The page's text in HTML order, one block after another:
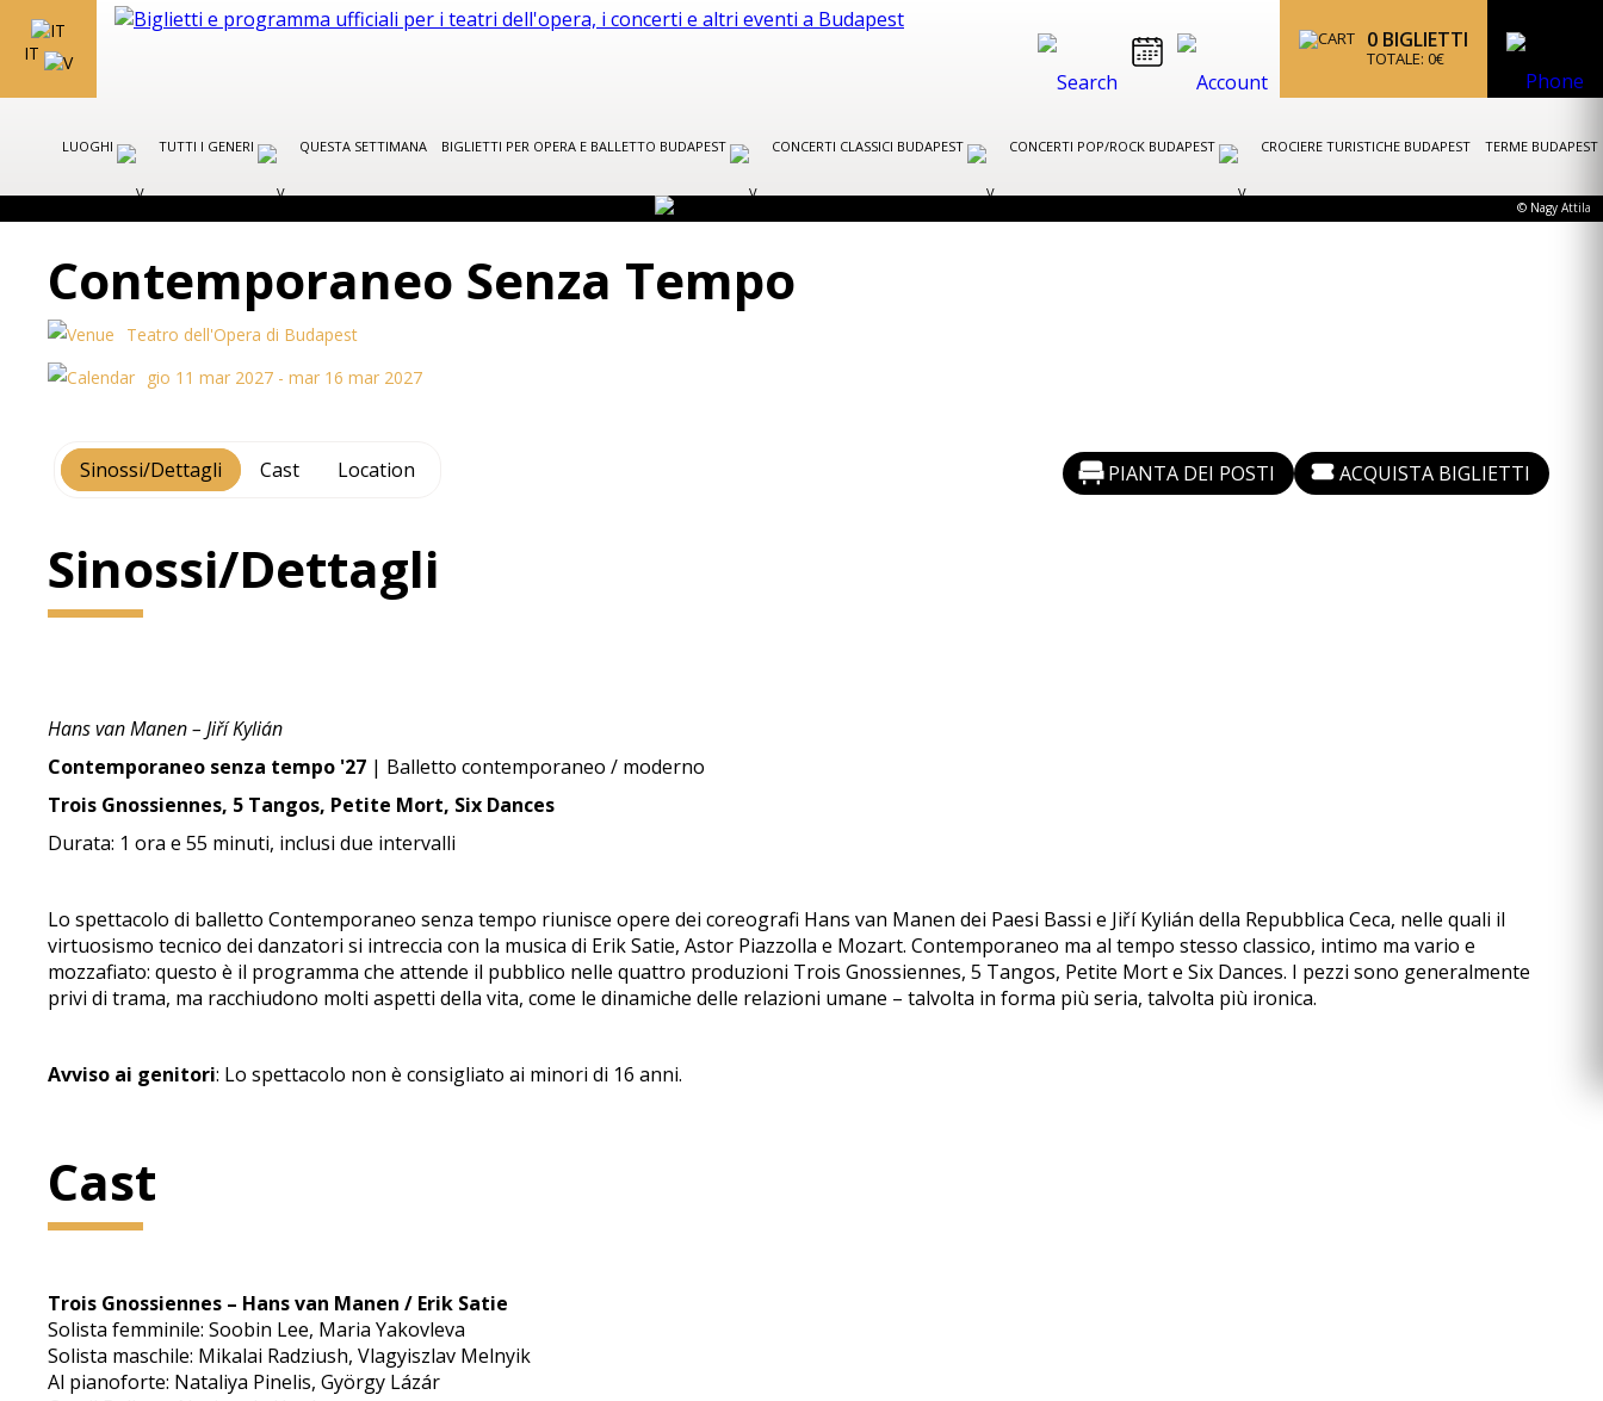
IT
0 BIGLIETTI
TOTALE: 0€
LUOGHI TUTTI I GENERI QUESTA SETTIMANA BIGLIETTI PER OPERA E BALLETTO BUDAPEST CONCERTI CLASSICI BUDAPEST CONCERTI POP/ROCK BUDAPEST CROCIERE TURISTICHE BUDAPEST TERME BUDAPEST
© Nagy Attila
Contemporaneo Senza Tempo
Teatro dell'Opera di Budapest
gio 11 mar 2027 - mar 16 mar 2027
Sinossi/Dettagli Cast Location PIANTA DEI POSTI ACQUISTA BIGLIETTI
Sinossi/Dettagli
Hans van Manen – Jiří Kylián
Contemporaneo senza tempo '27 | Balletto contemporaneo / moderno
Trois Gnossiennes, 5 Tangos, Petite Mort, Six Dances
Durata: 1 ora e 55 minuti, inclusi due intervalli
Lo spettacolo di balletto Contemporaneo senza tempo riunisce opere dei coreografi Hans van Manen dei Paesi Bassi e Jiří Kylián della Repubblica Ceca, nelle quali il
virtuosismo tecnico dei danzatori si intreccia con la musica di Erik Satie, Astor Piazzolla e Mozart. Contemporaneo ma al tempo stesso classico, intimo ma vario e
mozzafiato: questo è il programma che attende il pubblico nelle quattro produzioni Trois Gnossiennes, 5 Tangos, Petite Mort e Six Dances. I pezzi sono generalmente
privi di trama, ma racchiudono molti aspetti della vita, come le dinamiche delle relazioni umane – talvolta in forma più seria, talvolta più ironica.
Avviso ai genitori: Lo spettacolo non è consigliato ai minori di 16 anni.
Cast
Trois Gnossiennes – Hans van Manen / Erik Satie
Solista femminile: Soobin Lee, Maria Yakovleva
Solista maschile: Mikalai Radziush, Vlagyiszlav Melnyik
Al pianoforte: Nataliya Pinelis, György Lázár